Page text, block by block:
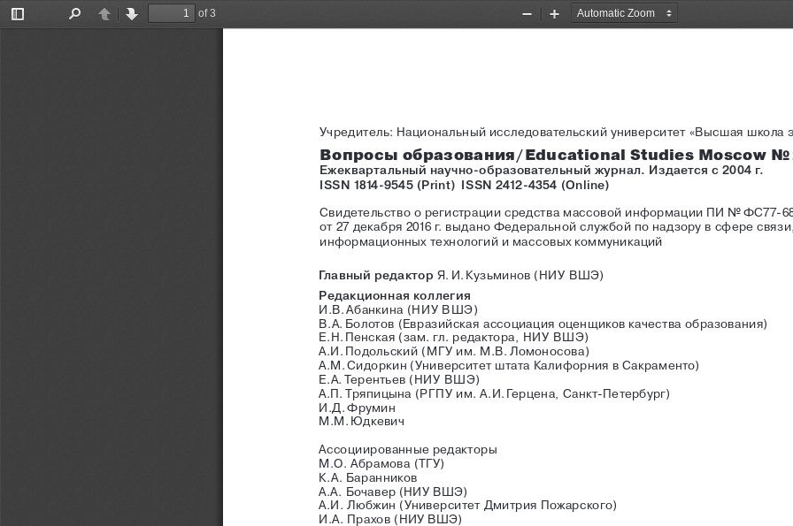
Toggle
PreviousNext
of 3
Zoom
Zoom
Главный редактор
  Я. И. Кузьминов  (НИУ  ВШЭ)
Редакционная коллегия
И.В. Абанкина (НИУ ВШЭ)
В.А. Болотов (Евразийская ассоциация оценщиков качества образования)
Е.Н. Пенская (зам. гл. редактора, НИУ ВШЭ)
А.И. Подольский (МГУ им. М.В. Ломоносова)
А.М. Сидоркин (Университет штата Калифорния в Сакраменто)
Е.А. Терентьев (НИУ ВШЭ)
А.П. Тряпицына (РГПУ им. А.И. Герцена, Санкт-Петербург)
И.Д. Фрумин
М.М. Юдкевич
Ассоциированные редакторы
М.О. Абрамова (ТГУ)
К.А. Баранников
А.А. Бочавер (НИУ ВШЭ)
А.И.
Любжин (Университет Дмитрия Пожарского)
И.А. Прахов (НИУ ВШЭ)
Учредитель: Национальный исследовательский университет «Высшая школа
Вопросы образования / Educational Studies Moscow
Ежеквартальный научно-образовательный журнал. Издается с 2004 г.
ISSN 1814-9545 (Print) ISSN 2412-4354 (Online)
Свидетельство о регистрации средства массовой информации ПИ No ФС77-
от 27 декабря 2016 г. выдано Федеральной службой по надзору в сфере связи,
информационных технологий и массовых коммуникаций